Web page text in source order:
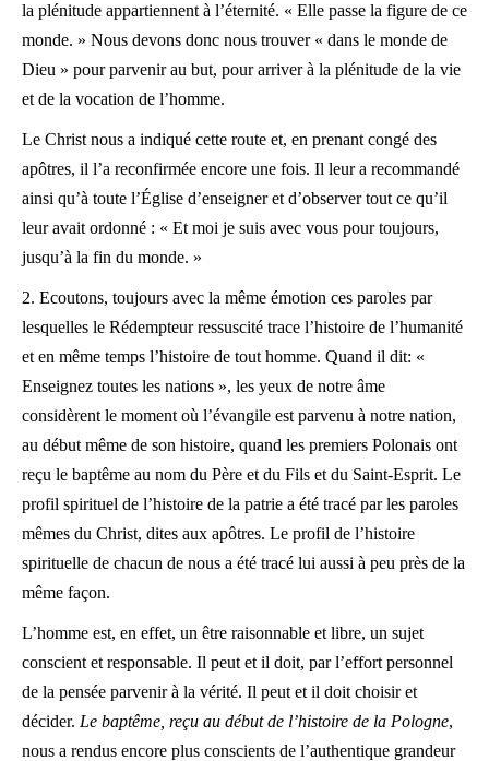
la plénitude appartiennent à l’éternité. « Elle passe la figure de ce
monde. » Nous devons donc nous trouver « dans le monde de
Dieu » pour parvenir au but, pour arriver à la plénitude de la vie
et de la vocation de l’homme.
Le Christ nous a indiqué cette route et, en prenant congé des
apôtres, il l’a reconfirmée encore une fois. Il leur a recommandé
ainsi qu’à toute l’Église d’enseigner et d’observer tout ce qu’il
leur avait ordonné : « Et moi je suis avec vous pour toujours,
jusqu’à la fin du monde. »
2. Ecoutons, toujours avec la même émotion ces paroles par
lesquelles le Rédempteur ressuscité trace l’histoire de l’humanité
et en même temps l’histoire de tout homme. Quand il dit: «
Enseignez toutes les nations », les yeux de notre âme
considèrent le moment où l’évangile est parvenu à notre nation,
au début même de son histoire, quand les premiers Polonais ont
reçu le baptême au nom du Père et du Fils et du Saint-Esprit. Le
profil spirituel de l’histoire de la patrie a été tracé par les paroles
mêmes du Christ, dites aux apôtres. Le profil de l’histoire
spirituelle de chacun de nous a été tracé lui aussi à peu près de la
même façon.
L’homme est, en effet, un être raisonnable et libre, un sujet
conscient et responsable. Il peut et il doit, par l’effort personnel
de la pensée parvenir à la vérité. Il peut et il doit choisir et
décider. Le baptême, reçu au début de l’histoire de la Pologne,
nous a rendus encore plus conscients de l’authentique grandeur